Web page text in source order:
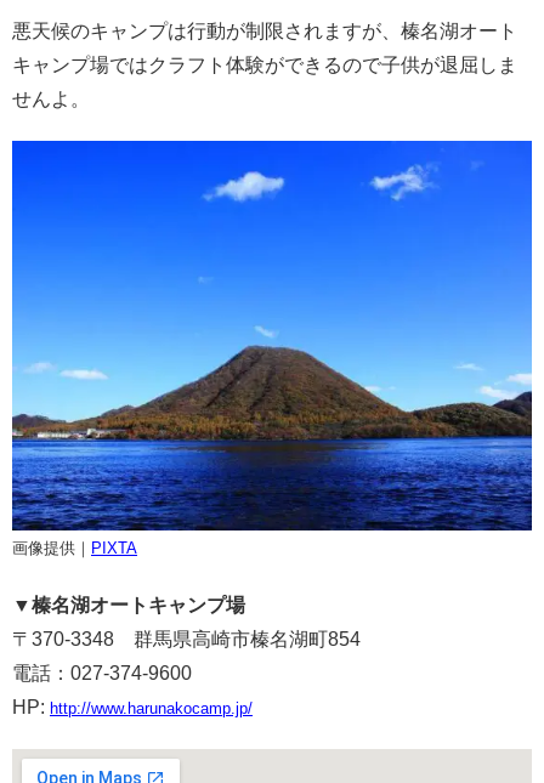
悪天候のキャンプは行動が制限されますが、榛名湖オート
キャンプ場ではクラフト体験ができるので子供が退屈しま
せんよ。
画像提供｜ PIXTA
▼榛名湖オートキャンプ場
〒370-3348 群馬県高崎市榛名湖町854
電話：027-374-9600
HP: http://www.harunakocamp.jp/